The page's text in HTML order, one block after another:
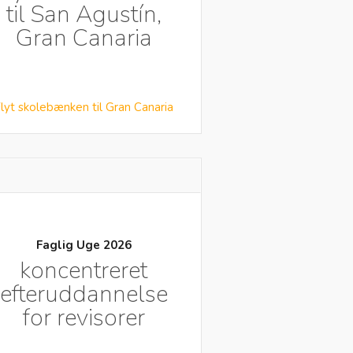
til San Agustín,
Gran Canaria
skolebænken til Gran Canaria
Faglig Uge 2026
koncentreret
efteruddannelse
for revisorer